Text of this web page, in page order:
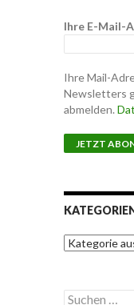
Ihre E-Mail-
Ihre Mail-
Newsletters
abmelden.
K
a
gS